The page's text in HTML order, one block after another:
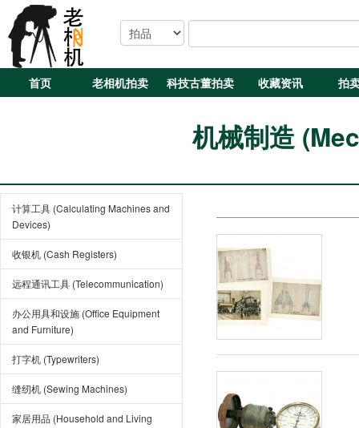
首页 老相机拍卖 科技古董拍卖 收藏资讯 拍
机械制造
计算工具 (Calculating Machines and
Devices)
收银机 (Cash Registers)
远程通讯工具 (Telecommunication)
办公用具和设施 (Office Equipment
and Furniture)
打字机 (Typewriters)
缝纫机 (Sewing Machines)
家居用品 (Household and Living